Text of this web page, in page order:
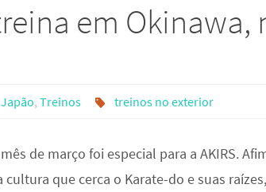
em Okinawa,
Japão,Treinos treinos no exterior
de março foi especial para a AKIRS.
cultura que cerca o Karate-do e suas